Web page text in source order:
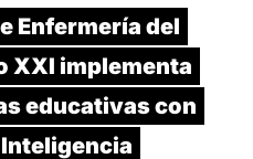
Enfermería del
XXI implementa
educativas con